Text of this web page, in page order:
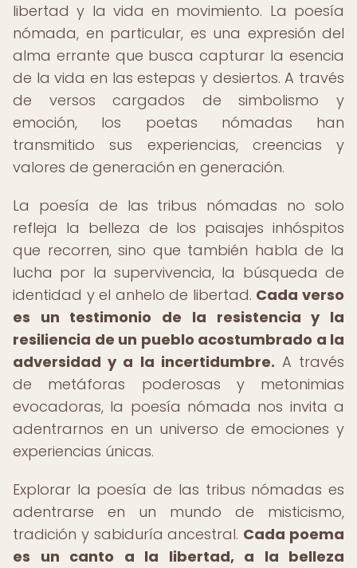
libertad y la vida en movimiento. La poesía
nómada, en particular, es una expresión del
alma errante que busca capturar la esencia
de la vida en las estepas y desiertos. A través
de versos cargados de simbolismo y
emoción, los poetas nómadas han
transmitido sus experiencias, creencias y
valores de generación en generación.
La poesía de las tribus nómadas no solo
refleja la belleza de los paisajes inhóspitos
que recorren, sino que también habla de la
lucha por la supervivencia, la búsqueda de
identidad y el anhelo de libertad. Cada verso
es un testimonio de la resistencia y la
resiliencia de un pueblo acostumbrado a la
adversidad y a la incertidumbre. A través
de metáforas poderosas y metonimias
evocadoras, la poesía nómada nos invita a
adentrarnos en un universo de emociones y
experiencias únicas.
Explorar la poesía de las tribus nómadas es
adentrarse en un mundo de misticismo,
tradición y sabiduría ancestral. Cada poema
es un canto a la libertad, a la belleza